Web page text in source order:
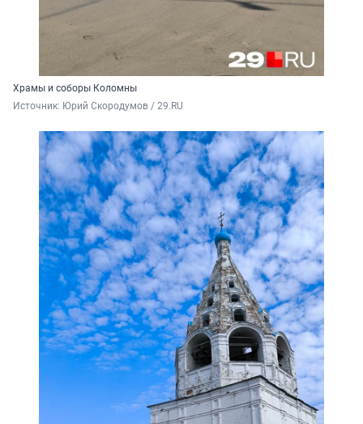
Храмы и соборы Коломны
Источник: Юрий Скородумов / 29.RU